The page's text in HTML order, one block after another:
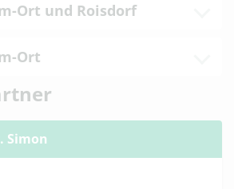
Ort und Roisdorf
Ort
Simon